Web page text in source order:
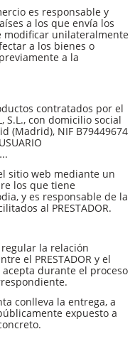
es responsable y
a los que envía los
modificar unilateralmente
a los bienes o
a la
contratados por el
S.L., con domicilio social
(Madrid), NIF B79449674
sitio web mediante un
los que tiene
y es responsable de la
al PRESTADOR.
la relación
el PRESTADOR y el
acepta durante el proceso
conlleva la entrega, a
expuesto a